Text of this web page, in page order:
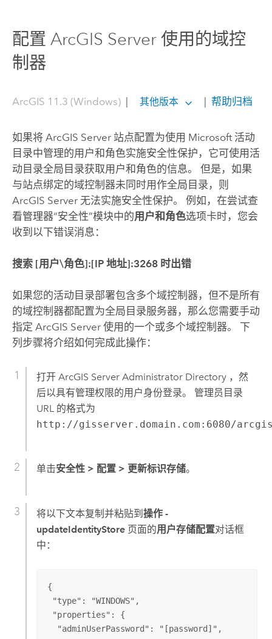
配置 ArcGIS Server 使用的域控
制器
ArcGIS 11.3 (Windows)| 其他版本 | 帮助归档
如果将 ArcGIS Server站点配置为使用 Microsoft 活动
目录中管理的用户和角色实施安全性保护，它可使用活
动目录全局目录获取用户和角色的信息。 但是，如果
与站点绑定的域控制器未同时用作全局目录，则
ArcGIS Server无法实施安全性保护。 例如，在尝试查
看管理器“安全性”模块中的用户和角色选项卡时，您会
收到以下错误消息：
搜索 [用户\角色]:[IP 地址]:3268 时出错
如果您的活动目录部署包含多个域控制器，但不是所有
的域控制器都配置为全局目录服务器，那么您需要手动
指定 ArcGIS Server使用的一个或多个域控制器。 下
列步骤将介绍如何完成此操作：
打开 ArcGIS Server Administrator Directory ，然
后以具有管理权限的用户身份登录。 管理员目录
URL 的格式为
http://gisserver.domain.com:6080/
单击安全性 > 配置 > 更新标识存储。
将以下文本复制并粘贴到 操作 -
updateIdentityStore页面的用户存储配置对话框
中：
{
"type": "WINDOWS",
"properties": {
  "adminUserPassword": "[password]",